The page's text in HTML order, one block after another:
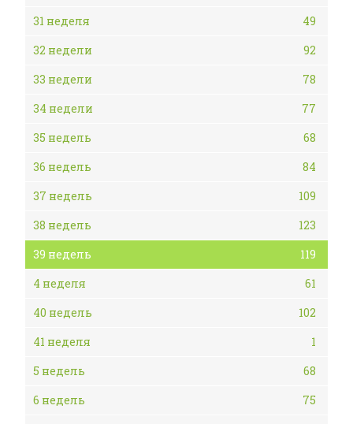
31 неделя
49
32 недели
92
33 недели
78
34 недели
77
35 недель
68
36 недель
84
37 недель
109
38 недель
123
39 недель
119
4 неделя
61
40 недель
102
41 неделя
1
5 недель
68
6 недель
75